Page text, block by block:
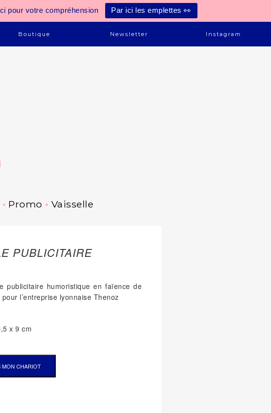
pour votre compréhension Par ici les emplettes 👀
Boutique Newsletter Instagram
Promo Vaisselle
PUBLICITAIRE
publicitaire humoristique en faïence de
l’entreprise lyonnaise Thenoz
x 9 cm
MON CHARIOT